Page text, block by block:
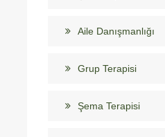
Aile Danışmanlığı
Grup Terapisi
Şema Terapisi